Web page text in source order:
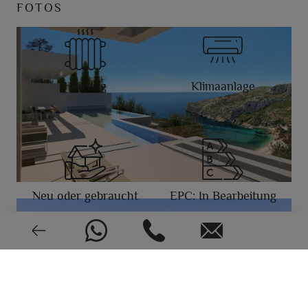
Heizung Klimaanlage
Neu oder gebraucht EPC: In Bearbeitung
FOTOS